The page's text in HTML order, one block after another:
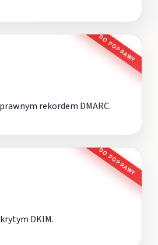
DO POPRAWY
rekordem DMARC.
DO POPRAWY
DKIM.